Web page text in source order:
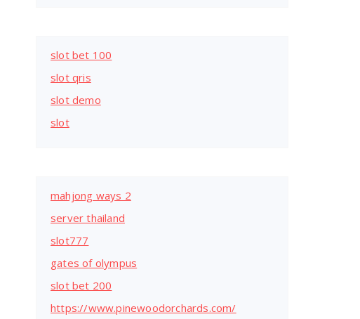
slot bet 100
slot qris
slot demo
slot
mahjong ways 2
server thailand
slot777
gates of olympus
slot bet 200
https://www.pinewoodorchards.com/